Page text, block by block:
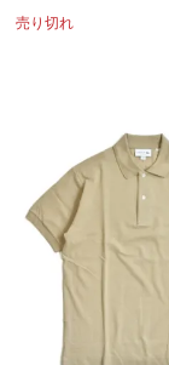
売り切れ